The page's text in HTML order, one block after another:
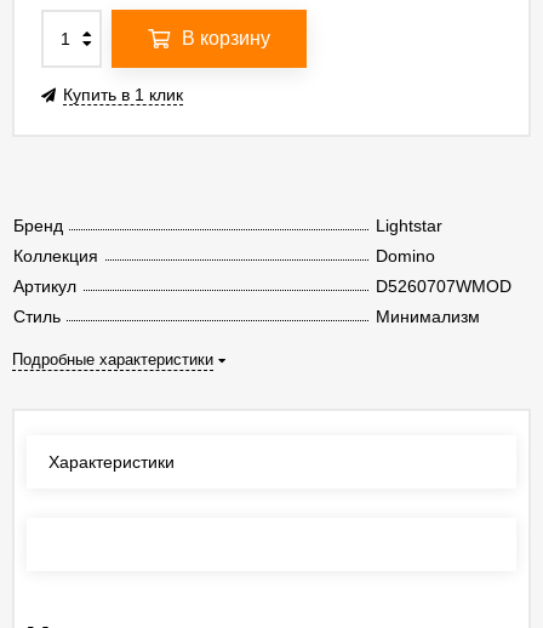
Бренд
Lightstar
Коллекция
Domino
Артикул
D5260707WMOD
Стиль
Минимализм
Подробные характеристики
В корзину
Купить в 1 клик
Характеристики